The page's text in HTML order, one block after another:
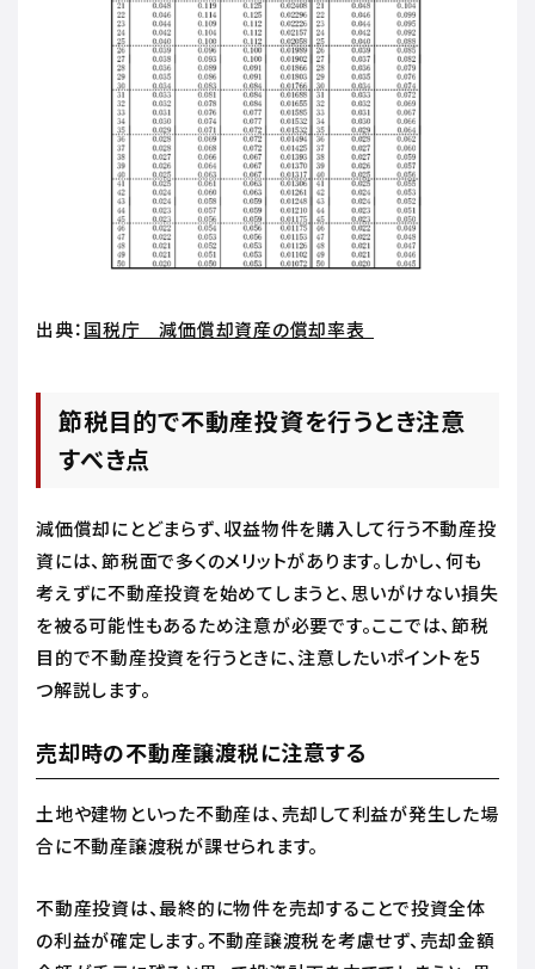
出典：国税庁 減価償却資産の償却率表
節税目的で不動産投資を行うとき注意
すべき点
減価償却にとどまらず、収益物件を購入して行う不動産投
資には、節税面で多くのメリットがあります。しかし、何も
考えずに不動産投資を始めてしまうと、思いがけない損失
を被る可能性もあるため注意が必要です。ここでは、節税
目的で不動産投資を行うときに、注意したいポイントを5
つ解説します。
売却時の不動産譲渡税に注意する
土地や建物といった不動産は、売却して利益が発生した場
合に不動産譲渡税が課せられます。
不動産投資は、最終的に物件を売却することで投資全体
の利益が確定します。不動産譲渡税を考慮せず、売却金額